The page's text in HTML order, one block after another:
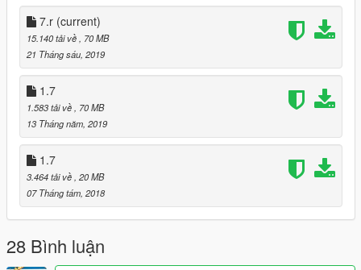
7.r (current)
15.140 tải về
, 70 MB
21 Tháng sáu, 2019
1.7
1.583 tải về
, 70 MB
13 Tháng năm, 2019
1.7
3.464 tải về , 20 MB
07 Tháng tám, 2018
28 Bình luận